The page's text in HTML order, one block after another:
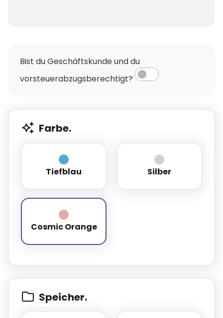
Bist du Geschäftskunde und du
vorsteuerabzugsberechtigt?
Farbe.
Tiefblau
Tiefblau Silber
Silber
Cosmic Orange
Cosmic Orange
Speicher.